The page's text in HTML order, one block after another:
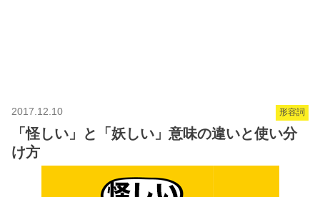
形容詞
2017.12.10
「怪しい」と「妖しい」意味の違いと使い分
け方